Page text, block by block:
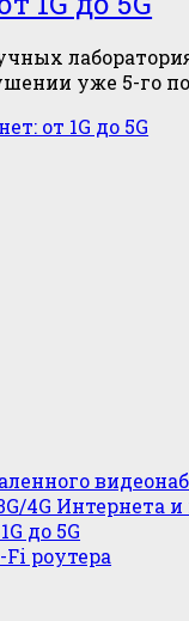
уже 5-го
от 1G до 5G
4G Интернета
до 5G
роутера